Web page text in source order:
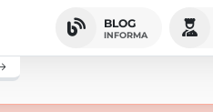
BLOG
INFORMA